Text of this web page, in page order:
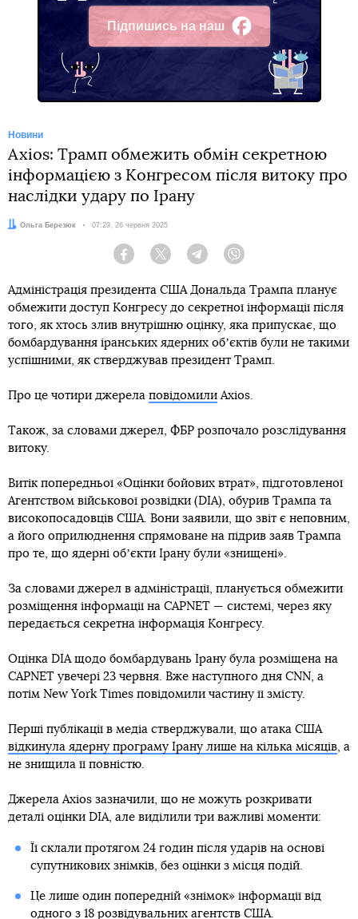
Підпишись на наш
Facebook
Новини
Axios: Трамп обмежить обмін секретною
інформацією з Конгресом після витоку про
наслідки удару по Ірану
Автор:
Ольга Березюк Дата:
07:29, 26 червня 2025
Facebook Twitter Telegram
Адміністрація президента США Дональда Трампа планує
обмежити доступ Конгресу до секретної інформації після
того, як хтось злив внутрішню оцінку, яка припускає, що
бомбардування іранських ядерних обʼєктів були не такими
успішними, як стверджував президент Трамп.
Про це чотири джерела повідомили Axios.
Також, за словами джерел, ФБР розпочало розслідування
витоку.
Витік попередньої «Оцінки бойових втрат», підготовленої
Агентством військової розвідки (DIA), обурив Трампа та
високопосадовців США. Вони заявили, що звіт є неповним,
а його оприлюднення спрямоване на підрив заяв Трампа
про те, що ядерні обʼєкти Ірану були «знищені».
За словами джерел в адміністрації, планується обмежити
розміщення інформації на CAPNET — системі, через яку
передається секретна інформація Конгресу.
Оцінка DIA щодо бомбардувань Ірану була розміщена на
CAPNET увечері 23 червня. Вже наступного дня CNN, а
потім New York Times повідомили частину її змісту.
Перші публікації в медіа стверджували, що атака США
відкинула ядерну програму Ірану лише на кілька місяців, а
не знищила її повністю.
Джерела Axios зазначили, що не можуть розкривати
деталі оцінки DIA, але виділили три важливі моменти:
Її склали протягом 24 годин після ударів на основі
супутникових знімків, без оцінки з місця подій.
Це лише один попередній «знімок» інформації від
одного з 18 розвідувальних агентств США.